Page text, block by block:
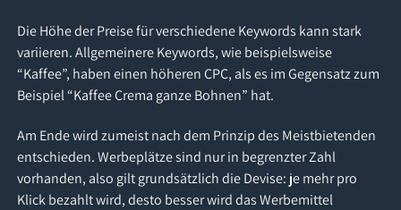
Die Höhe der Preise für verschiedene Keywords kann stark
variieren. Allgemeinere Keywords, wie beispielsweise
“Kaffee”, haben einen höheren CPC, als es im Gegensatz zum
Beispiel “Kaffee Crema ganze Bohnen” hat.
Am Ende wird zumeist nach dem Prinzip des Meistbietenden
entschieden. Werbeplätze sind nur in begrenzter Zahl
vorhanden, also gilt grundsätzlich die Devise: je mehr pro
Klick bezahlt wird, desto besser wird das Werbemittel